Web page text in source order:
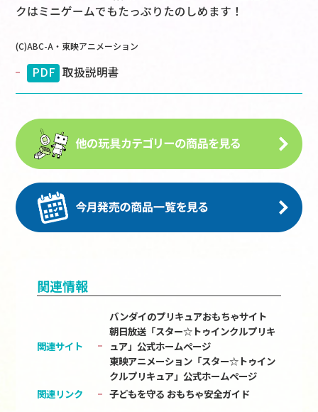
クはミニゲームでもたっぷりたのしめます！
(C)ABC-A・東映アニメーション
PDF 取扱説明書
関連情報
関連サイト
バンダイのプリキュアおもちゃサイト
朝日放送「スター☆トゥインクルプリキ
ュア」公式ホームページ
東映アニメーション「スター☆トゥイン
クルプリキュア」公式ホームページ
関連リンク
子どもを守る おもちゃ安全ガイド